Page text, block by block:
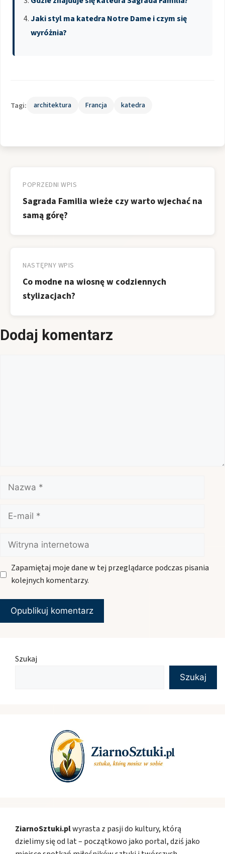
Jaki styl ma katedra Notre Dame i czym się
wyróżnia?
Tagi: architektura Francja katedra
wpisu
POPRZEDNI WPIS
Sagrada Familia wieże czy warto wjechać na
samą górę?
NASTĘPNY WPIS
Co modne na wiosnę w codziennych
stylizacjach?
Dodaj komentarz
Nazwa
mail
Witryna
internetowa
Zapamiętaj moje dane w tej przeglądarce podczas pisania
kolejnych komentarzy.
Szukaj
Szukaj
ZiarnoSztuki.plwyrasta z pasji do kultury, którą
dzielimy się od lat – początkowo jako portal, dziś jako